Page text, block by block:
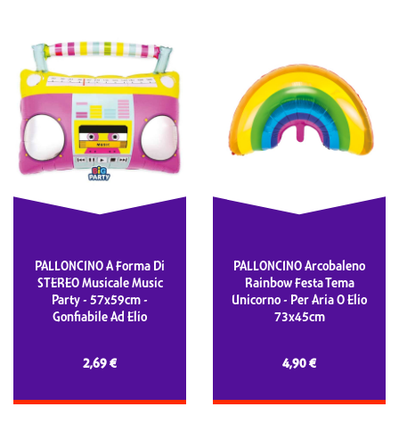
PALLONCINO A Forma Di
STEREO Musicale Music
Party - 57x59cm -
Gonfiabile Ad Elio
2,69 €
PALLONCINO Arcobaleno
Rainbow Festa Tema
Unicorno - Per Aria O Elio
73x45cm
4,90 €